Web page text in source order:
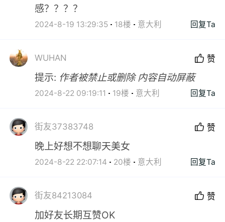
感？？？？
2024-8-19 13:29:35 18楼 意大利 回复Ta
WUHAN 赞
提示: 作者被禁止或删除 内容自动屏蔽
2024-8-22 09:19:11 19楼 意大利 回复Ta
街友37383748 赞
晚上好想不想聊天美女
2024-8-22 22:07:14 20楼 意大利 回复Ta
街友84213084 赞
加好友长期互赞OK